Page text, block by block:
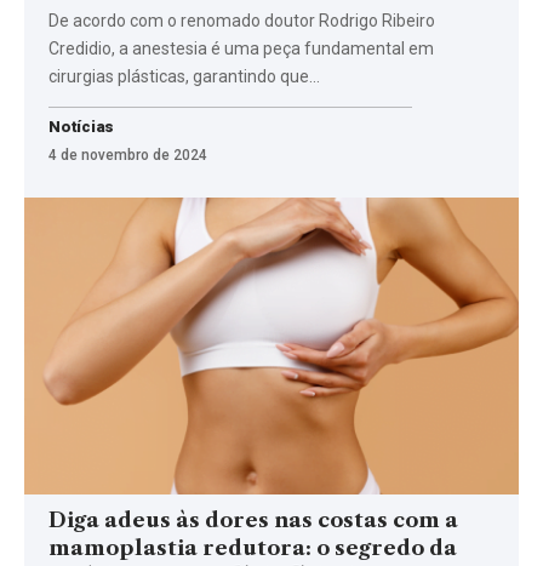
De acordo com o renomado doutor Rodrigo Ribeiro
Credidio, a anestesia é uma peça fundamental em
cirurgias plásticas, garantindo que…
Notícias
4 de novembro de 2024
Diga adeus às dores nas costas com a
mamoplastia redutora: o segredo da